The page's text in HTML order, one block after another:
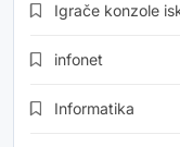
Igrače konzole
infonet
Informatika